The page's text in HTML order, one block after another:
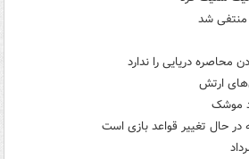
منتفی شد
محاصره دریایی را ندارد
ارتش
موشک
حال تغییر قواعد بازی است